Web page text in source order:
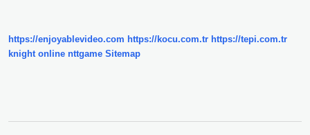
https://enjoyablevideo.com https://kocu.com.tr https://tepi.com.tr
knight online nttgame Sitemap